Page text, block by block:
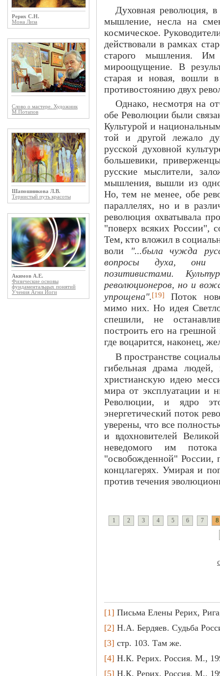
Рерих С.Н.
Мона Лиза
Слово о мастере. Художник
М.Потапов
Шапошникова Л.В.
Тернистый путь красоты
Акимов А.Е.
Физические основы
фундаментальных понятий
Учения Агни Йоги
Духовная революция,
мышление, несла на
космическое.
действовали в рамках
старого мышления. Им
мироощущение. В
старая и новая, вошли
противостоянию двух
Однако, несмотря на
обе Революции были
Культурой и
той и другой лежало
русской духовной
большевики,
русские мыслители,
мышления, вышли из
Но, тем не менее, обе
параллелях, но и в
революция охватывала
"поверх всяких России",
Тем, кто вложил в
воли
"...была чужда
вопросы духа, они
позитивистами.
революционеров, но и
упрощена".[19]
Поток
мимо них. Но идея
спешили, не
построить его на
где воцарится, наконец,
В пространстве
гибельная драма
христианскую идею
мира от эксплуатации и
Революции, и ядро
энергетический поток
уверены, что все
и вдохновителей
неведомого им
"освобожденной" России,
концлагерях. Умирая и
против течения
1 2 3 4 5 6 7 8
[1] Письма Елены Рерих,
[2] Н.А. Бердяев. Судьба
[3] стр. 103. Там же.
[4] Н.К. Рерих. Россия. М.,
[5] Н.К. Рерих. Россия. М.,